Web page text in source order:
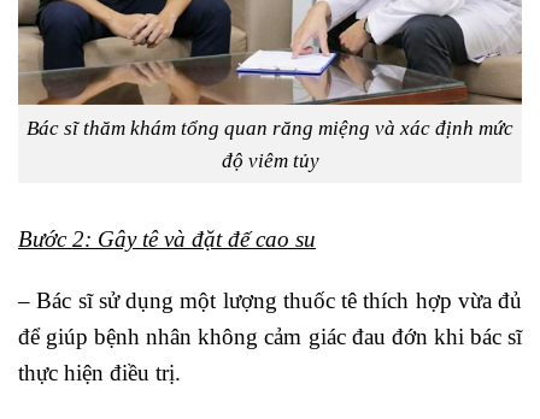
Bác sĩ thăm khám tổng quan răng miệng và xác định mức
độ viêm tủy
Bước 2: Gây tê và đặt đế cao su
– Bác sĩ sử dụng một lượng thuốc tê thích hợp vừa đủ
để giúp bệnh nhân không cảm giác đau đớn khi bác sĩ
thực hiện điều trị.